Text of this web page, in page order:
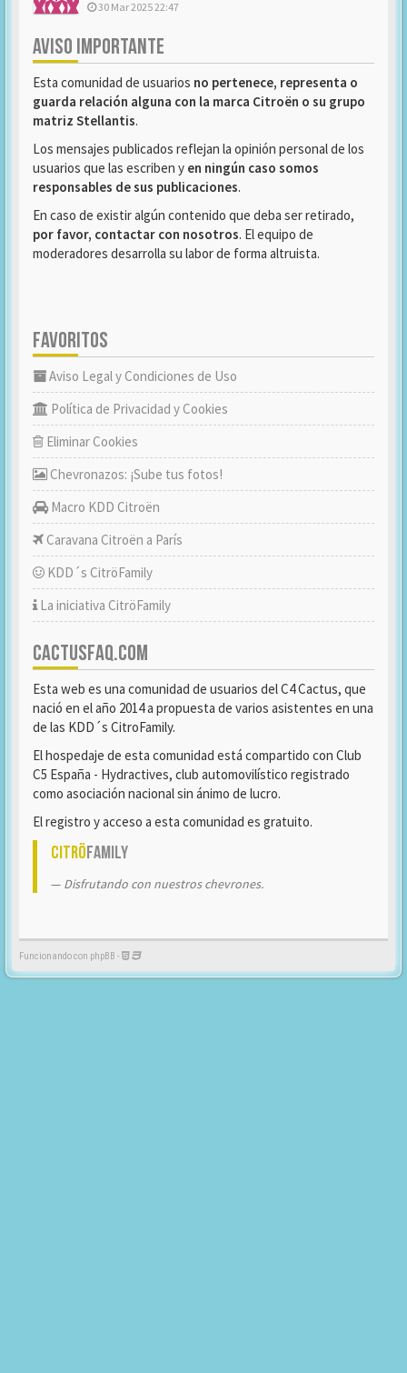
30 Mar 2025 22:47
AVISO IMPORTANTE
Esta comunidad de usuarios no pertenece, representa o
guarda relación alguna con la marca Citroën o su grupo
matriz Stellantis.
Los mensajes publicados reflejan la opinión personal de los
usuarios que las escriben y en ningún caso somos
responsables de sus publicaciones.
En caso de existir algún contenido que deba ser retirado,
por favor, contactar con nosotros. El equipo de
moderadores desarrolla su labor de forma altruista.
FAVORITOS
Aviso Legal y Condiciones de Uso
Política de Privacidad y Cookies
Eliminar Cookies
Chevronazos: ¡Sube tus fotos!
Macro KDD Citroën
Caravana Citroën a París
KDD´s CitröFamily
La iniciativa CitröFamily
CACTUSFAQ.COM
Esta web es una comunidad de usuarios del C4 Cactus, que
nació en el año 2014 a propuesta de varios asistentes en una
de las KDD´s CitroFamily.
El hospedaje de esta comunidad está compartido con Club
C5 España - Hydractives, club automovilístico registrado
como asociación nacional sin ánimo de lucro.
El registro y acceso a esta comunidad es gratuito.
CitröFamily
Disfrutando con nuestros chevrones.
Funcionando con phpBB -